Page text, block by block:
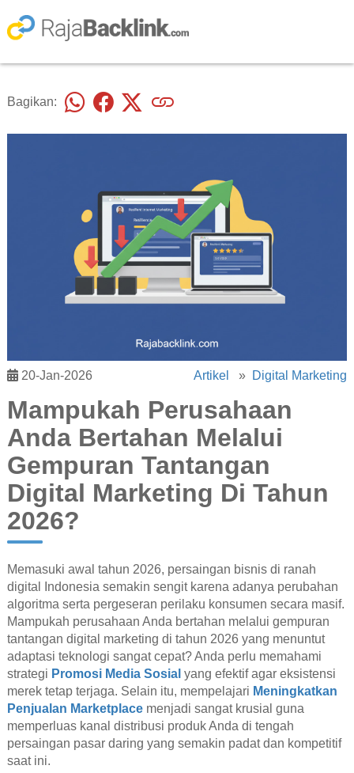
Bagikan:
20-Jan-2026 Artikel » Digital Marketing
Mampukah Perusahaan
Anda Bertahan Melalui
Gempuran Tantangan
Digital Marketing Di Tahun
2026?
Memasuki awal tahun 2026, persaingan bisnis di ranah
digital Indonesia semakin sengit karena adanya perubahan
algoritma serta pergeseran perilaku konsumen secara masif.
Mampukah perusahaan Anda bertahan melalui gempuran
tantangan digital marketing di tahun 2026 yang menuntut
adaptasi teknologi sangat cepat? Anda perlu memahami
strategi Promosi Media Sosial yang efektif agar eksistensi
merek tetap terjaga. Selain itu, mempelajari Meningkatkan
Penjualan Marketplacemenjadi sangat krusial guna
memperluas kanal distribusi produk Anda di tengah
persaingan pasar daring yang semakin padat dan kompetitif
saat ini.